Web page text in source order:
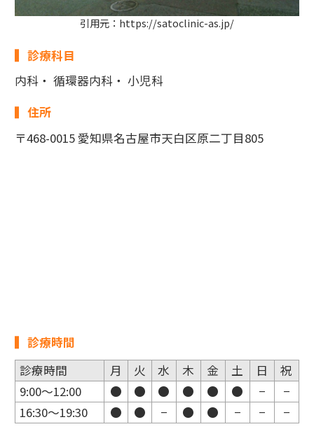
引用元：https://satoclinic-as.jp/
診療科目
内科・ 循環器内科・ 小児科
住所
〒468-0015 愛知県名古屋市天白区原二丁目805
診療時間
診療時間
月 火 水 木 金 土 日
祝
9:00～12:00
● ● ● ● ● ● −
−
16:30～19:30
● ● − ● ● − −
−